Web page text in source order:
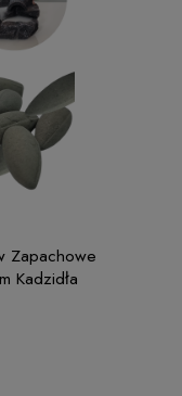
Zapachowe
Kadzidła